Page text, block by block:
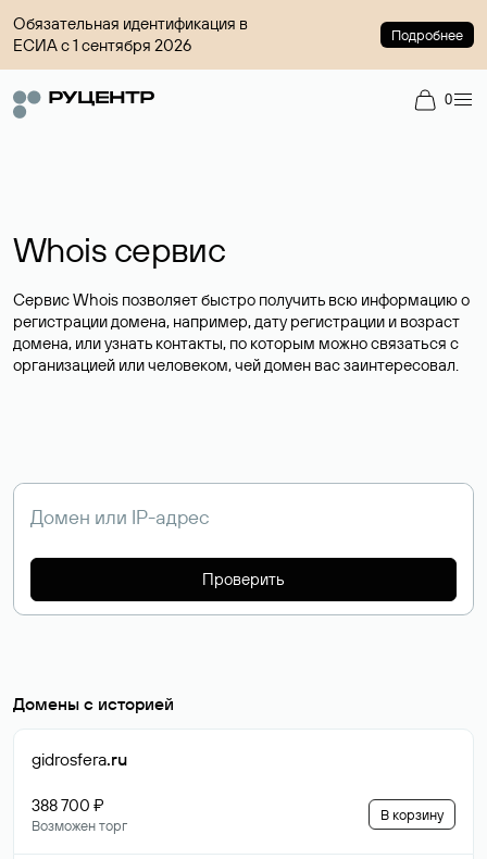
Обязательная идентификация в
ЕСИА с 1 сентября 2026
Подробнее
0
Whois сервис
Сервис Whois позволяет быстро получить всю информацию о
регистрации домена, например, дату регистрации и возраст
домена, или узнать контакты, по которым можно связаться с
организацией или человеком, чей домен вас заинтересовал.
Проверить
Домены с историей
gidrosfera.ru
388 700 ₽
Возможен торг
В корзину